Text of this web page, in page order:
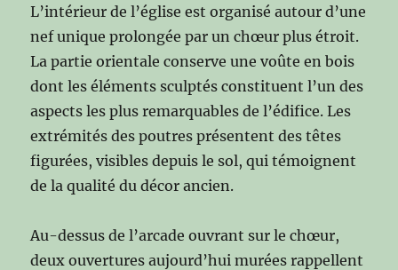
L’intérieur de l’église est organisé autour d’une
nef unique prolongée par un chœur plus étroit.
La partie orientale conserve une voûte en bois
dont les éléments sculptés constituent l’un des
aspects les plus remarquables de l’édifice. Les
extrémités des poutres présentent des têtes
figurées, visibles depuis le sol, qui témoignent
de la qualité du décor ancien.
Au-dessus de l’arcade ouvrant sur le chœur,
deux ouvertures aujourd’hui murées rappellent